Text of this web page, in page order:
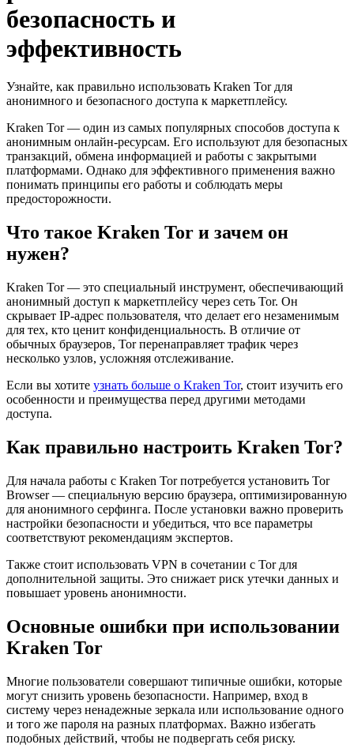
безопасность и
эффективность
Узнайте, как правильно использовать Kraken Tor для
анонимного и безопасного доступа к маркетплейсу.
Kraken Tor — один из самых популярных способов доступа к
анонимным онлайн-ресурсам. Его используют для безопасных
транзакций, обмена информацией и работы с закрытыми
платформами. Однако для эффективного применения важно
понимать принципы его работы и соблюдать меры
предосторожности.
Что такое Kraken Tor и зачем он
нужен?
Kraken Tor — это специальный инструмент, обеспечивающий
анонимный доступ к маркетплейсу через сеть Tor. Он
скрывает IP-адрес пользователя, что делает его незаменимым
для тех, кто ценит конфиденциальность. В отличие от
обычных браузеров, Tor перенаправляет трафик через
несколько узлов, усложняя отслеживание.
Если вы хотите узнать больше о Kraken Tor, стоит изучить его
особенности и преимущества перед другими методами
доступа.
Как правильно настроить Kraken Tor?
Для начала работы с Kraken Tor потребуется установить Tor
Browser — специальную версию браузера, оптимизированную
для анонимного серфинга. После установки важно проверить
настройки безопасности и убедиться, что все параметры
соответствуют рекомендациям экспертов.
Также стоит использовать VPN в сочетании с Tor для
дополнительной защиты. Это снижает риск утечки данных и
повышает уровень анонимности.
Основные ошибки при использовании
Kraken Tor
Многие пользователи совершают типичные ошибки, которые
могут снизить уровень безопасности. Например, вход в
систему через ненадежные зеркала или использование одного
и того же пароля на разных платформах. Важно избегать
подобных действий, чтобы не подвергать себя риску.